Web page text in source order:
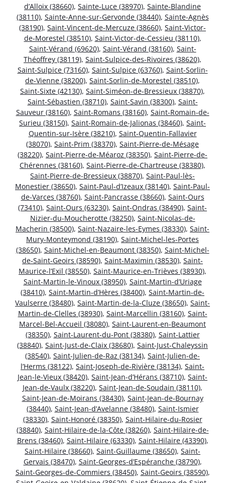
d’Alloix (38660), Sainte-Luce (38970), Sainte-Blandine
(38110), Sainte-Anne-sur-Gervonde (38440), Sainte-Agnès
(38190), Saint-Vincent-de-Mercuze (38660), Saint-Victor-
de-Morestel (38510), Saint-Victor-de-Cessieu (38110),
Saint-Vérand (69620), Saint-Vérand (38160), Saint-
Théoffrey (38119), Saint-Sulpice-des-Rivoires (38620),
Saint-Sulpice (73160), Saint-Sulpice (63760), Saint-Sorlin-
de-Vienne (38200), Saint-Sorlin-de-Morestel (38510),
Saint-Sixte (42130), Saint-Siméon-de-Bressieux (38870),
Saint-Sébastien (38710), Saint-Savin (38300), Saint-
Sauveur (38160), Saint-Romans (38160), Saint-Romain-de-
Surieu (38150), Saint-Romain-de-Jalionas (38460), Saint-
Quentin-sur-Isère (38210), Saint-Quentin-Fallavier
(38070), Saint-Prim (38370), Saint-Pierre-de-Mésage
(38220), Saint-Pierre-de-Méaroz (38350), Saint-Pierre-de-
Chérennes (38160), Saint-Pierre-de-Chartreuse (38380),
Saint-Pierre-de-Bressieux (38870), Saint-Paul-lès-
Monestier (38650), Saint-Paul-d’Izeaux (38140), Saint-Paul-
de-Varces (38760), Saint-Pancrasse (38660), Saint-Ours
(73410), Saint-Ours (63230), Saint-Ondras (38490), Saint-
Nizier-du-Moucherotte (38250), Saint-Nicolas-de-
Macherin (38500), Saint-Nazaire-les-Eymes (38330), Saint-
Mury-Monteymond (38190), Saint-Michel-les-Portes
(38650), Saint-Michel-en-Beaumont (38350), Saint-Michel-
de-Saint-Geoirs (38590), Saint-Maximin (38530), Saint-
Maurice-l’Exil (38550), Saint-Maurice-en-Trièves (38930),
Saint-Martin-le-Vinoux (38950), Saint-Martin-d’Uriage
(38410), Saint-Martin-d’Hères (38400), Saint-Martin-de-
Vaulserre (38480), Saint-Martin-de-la-Cluze (38650), Saint-
Martin-de-Clelles (38930), Saint-Marcellin (38160), Saint-
Marcel-Bel-Accueil (38080), Saint-Laurent-en-Beaumont
(38350), Saint-Laurent-du-Pont (38380), Saint-Lattier
(38840), Saint-Just-de-Claix (38680), Saint-Just-Chaleyssin
(38540), Saint-Julien-de-Raz (38134), Saint-Julien-de-
l’Herms (38122), Saint-Joseph-de-Rivière (38134), Saint-
Jean-le-Vieux (38420), Saint-Jean-d’Hérans (38710), Saint-
Jean-de-Vaulx (38220), Saint-Jean-de-Soudain (38110),
Saint-Jean-de-Moirans (38430), Saint-Jean-de-Bournay
(38440), Saint-Jean-d’Avelanne (38480), Saint-Ismier
(38330), Saint-Honoré (38350), Saint-Hilaire-du-Rosier
(38840), Saint-Hilaire-de-la-Côte (38260), Saint-Hilaire-de-
Brens (38460), Saint-Hilaire (63330), Saint-Hilaire (43390),
Saint-Hilaire (38660), Saint-Guillaume (38650), Saint-
Gervais (38470), Saint-Georges-d’Espéranche (38790),
Saint-Georges-de-Commiers (38450), Saint-Geoirs (38590),